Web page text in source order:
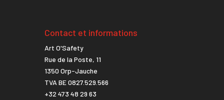
Contact et informations
Art O'Safety
Rue de la Poste, 11
1350 Orp-Jauche
TVA BE 0827.529.566
+32 473 48 29 63